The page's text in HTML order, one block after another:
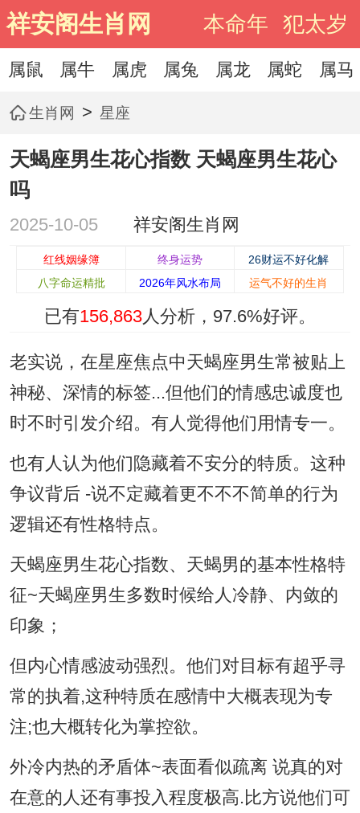
祥安阁生肖网 本命年 犯太岁
属鼠 属牛 属虎 属兔 属龙 属蛇 属马
生肖网 > 星座
天蝎座男生花心指数 天蝎座男生花心
吗
2025-10-05 祥安阁生肖网
红线姻缘簿 终身运势
26财运不好化解
八字命运精批
2026年风水布局 运气不好的生肖
已有156,863人分析， 97.6%好评。
老实说，在星座焦点中天蝎座男生常被贴上
神秘、深情的标签...但他们的情感忠诚度也
时不时引发介绍。有人觉得他们用情专一。
也有人认为他们隐藏着不安分的特质。这种
争议背后 -说不定藏着更不不不简单的行为
逻辑还有性格特点。
天蝎座男生花心指数、天蝎男的基本性格特
征~天蝎座男生多数时候给人冷静、内敛的
印象；
但内心情感波动强烈。他们对目标有超乎寻
常的执着,这种特质在感情中大概表现为专
注;也大概转化为掌控欲。
外冷内热的矛盾体~表面看似疏离 说真的对
在意的人还有事投入程度极高.比方说他们可